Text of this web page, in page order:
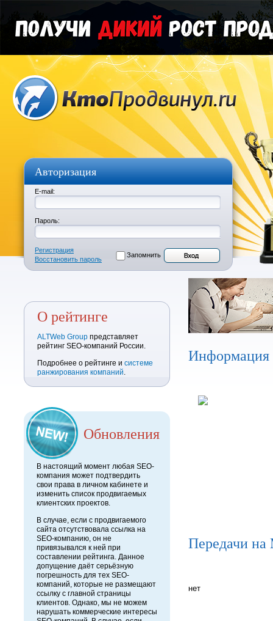
Авторизация
E-mail:
Пароль:
Регистрация
Восстановить пароль
Запомнить
О рейтинге
ALTWeb Group представляет
рейтинг SEO-компаний России.
Подробнее о рейтинге и системе
ранжирования компаний.
Обновления
В настоящий момент любая SEO-
компания может подтвердить
свои права в личном кабинете и
изменить список продвигаемых
клиентских проектов.
В случае, если с продвигаемого
сайта отсутствовала ссылка на
SEO-компанию, он не
привязывался к ней при
составлении рейтинга. Данное
допущение даёт серьёзную
погрешность для тех SEO-
компаний, которые не размещают
ссылку с главной страницы
клиентов. Однако, мы не можем
нарушать коммерческие интересы
Информация
Передачи на
нет